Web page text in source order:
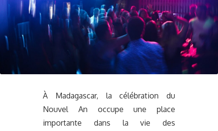
À Madagascar, la célébration du
Nouvel An occupe une place
importante dans la vie des